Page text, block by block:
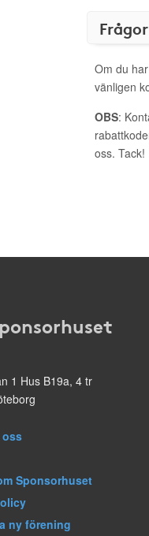
Om du
vänligen
OBS:
oss. Tack!
1 Hus B19a, 4 tr
oss
Sponsorhuset
ny förening